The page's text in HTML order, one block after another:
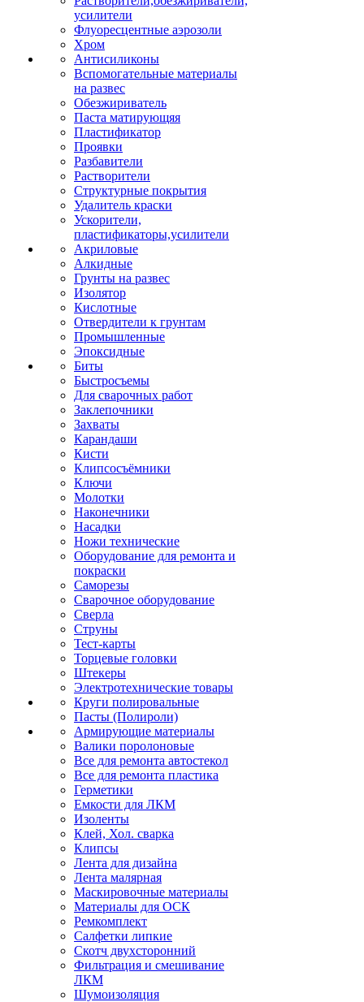
усилители
Флуоресцентные аэрозоли
Хром
Антисиликоны
Вспомогательные материалы
на развес
Обезжириватель
Паста матирующяя
Пластификатор
Проявки
Разбавители
Растворители
Структурные покрытия
Удалитель краски
Ускорители,
пластификаторы,усилители
Акриловые
Алкидные
Грунты на развес
Изолятор
Кислотные
Отвердители к грунтам
Промышленные
Эпоксидные
Биты
Быстросъемы
Для сварочных работ
Заклепочники
Захваты
Карандаши
Кисти
Клипсосъёмники
Ключи
Молотки
Наконечники
Насадки
Ножи технические
Оборудование для ремонта и
покраски
Саморезы
Сварочное оборудование
Сверла
Струны
Тест-карты
Торцевые головки
Штекеры
Электротехнические товары
Круги полировальные
Пасты (Полироли)
Армирующие материалы
Валики поролоновые
Все для ремонта автостекол
Все для ремонта пластика
Герметики
Емкости для ЛКМ
Изоленты
Клей, Хол. сварка
Клипсы
Лента для дизайна
Лента малярная
Маскировочные материалы
Материалы для ОСК
Ремкомплект
Салфетки липкие
Скотч двухсторонний
Фильтрация и смешивание
ЛКМ
Шумоизоляция